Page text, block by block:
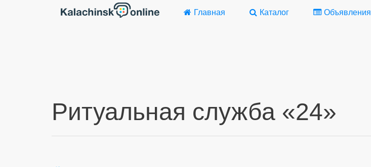
Главная Каталог Объявления
Ритуальная служба «24»